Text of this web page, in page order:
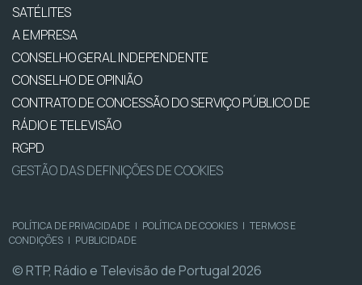
SATÉLITES
A EMPRESA
CONSELHO GERAL INDEPENDENTE
CONSELHO DE OPINIÃO
CONTRATO DE CONCESSÃO DO SERVIÇO PÚBLICO DE
RÁDIO E TELEVISÃO
RGPD
GESTÃO DAS DEFINIÇÕES DE COOKIES
POLÍTICA DE PRIVACIDADE | POLÍTICA DE COOKIES | TERMOS E
CONDIÇÕES | PUBLICIDADE
© RTP, Rádio e Televisão de Portugal 2026